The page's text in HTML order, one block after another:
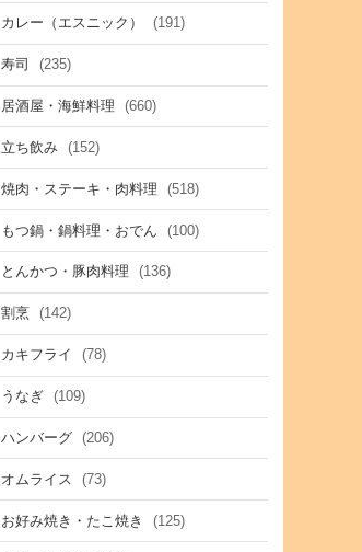
カレー（エスニック） (191)
寿司 (235)
居酒屋・海鮮料理 (660)
立ち飲み (152)
焼肉・ステーキ・肉料理 (518)
もつ鍋・鍋料理・おでん (100)
とんかつ・豚肉料理 (136)
割烹 (142)
カキフライ (78)
うなぎ (109)
ハンバーグ (206)
オムライス (73)
お好み焼き・たこ焼き (125)